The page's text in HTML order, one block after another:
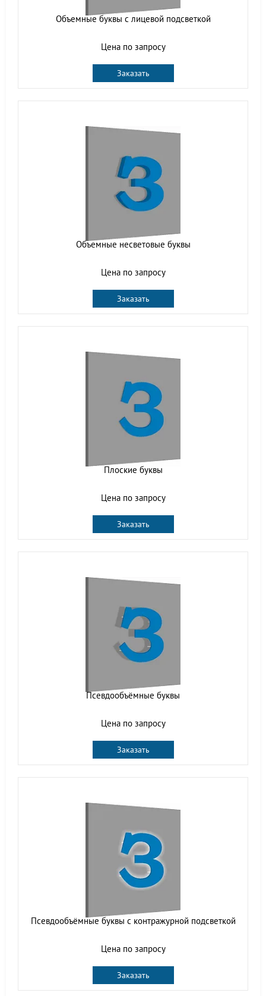
Объемные буквы с лицевой подсветкой
Цена по запросу
Заказать
Объемные несветовые буквы
Цена по запросу
Заказать
Плоские буквы
Цена по запросу
Заказать
Псевдообъёмные буквы
Цена по запросу
Заказать
Псевдообъёмные буквы с контражурной подсветкой
Цена по запросу
Заказать